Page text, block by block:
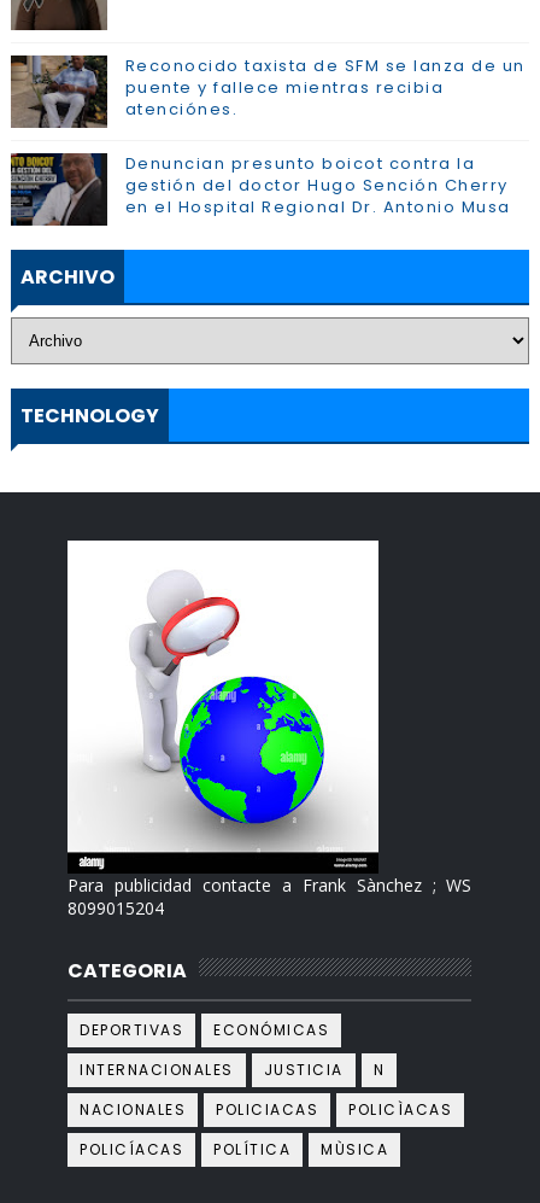
Reconocido taxista de SFM se lanza de un
puente y fallece mientras recibia
atenciónes.
Denuncian presunto boicot contra la
gestión del doctor Hugo Sención Cherry
en el Hospital Regional Dr. Antonio Musa
ARCHIVO
TECHNOLOGY
Para publicidad contacte a Frank Sànchez ; WS
8099015204
CATEGORIA
DEPORTIVAS
ECONÓMICAS
INTERNACIONALES
JUSTICIA
N
NACIONALES
POLICIACAS
POLICÌACAS
POLICÍACAS
POLÍTICA MÙSICA